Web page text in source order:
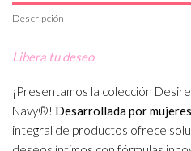
Descripción
Libera tu deseo
¡Presentamos la colección
Navy®! Desarrollada por
integral de productos ofrece